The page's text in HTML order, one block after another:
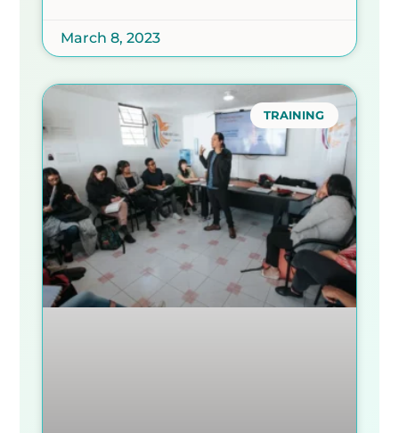
March 8, 2023
TRAINING